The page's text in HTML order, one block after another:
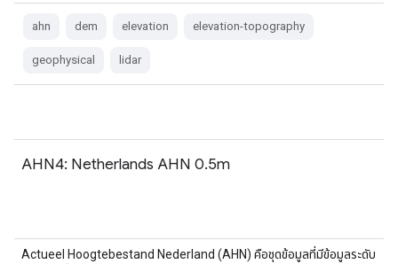
ahn dem elevation elevation-topography
geophysical lidar
AHN4: Netherlands AHN 0.5m
Actueel Hoogtebestand Nederland (AHN) คือชุดข้อมูลที่มีข้อมูลระดับ